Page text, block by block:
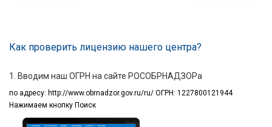
Как проверить лицензию нашего центра?
1. Вводим наш ОГРН на сайте РОСОБРНАДЗОРа
по адресу: http://www.obrnadzor.gov.ru/ru/ ОГРН: 1227800121944
Нажимаем кнопку Поиск